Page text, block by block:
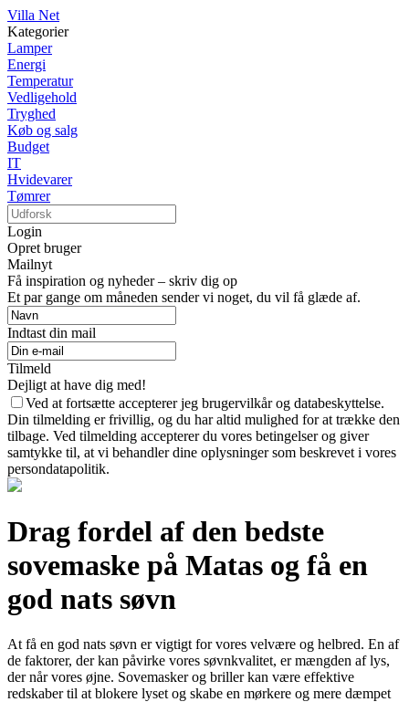
Villa Net
Kategorier
Lamper
Energi
Temperatur
Vedligehold
Tryghed
Køb og salg
Budget
IT
Hvidevarer
Tømrer
Login
Opret bruger
Mailnyt
Få inspiration og nyheder – skriv dig op
Et par gange om måneden sender vi noget, du vil få glæde af.
Indtast din mail
Tilmeld
Dejligt at have dig med!
Ved at fortsætte accepterer jeg brugervilkår og databeskyttelse.
Din tilmelding er frivillig, og du har altid mulighed for at trække den
tilbage. Ved tilmelding accepterer du vores betingelser og giver
samtykke til, at vi behandler dine oplysninger som beskrevet i vores
persondatapolitik.
Drag fordel af den bedste
sovemaske på Matas og få en
god nats søvn
At få en god nats søvn er vigtigt for vores velvære og helbred. En af
de faktorer, der kan påvirke vores søvnkvalitet, er mængden af lys,
der når vores øjne. Sovemasker og briller kan være effektive
redskaber til at blokere lyset og skabe en mørkere og mere dæmpet